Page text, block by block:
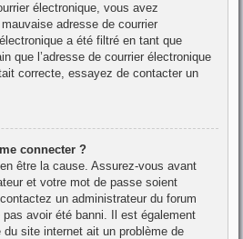
électronique, vous avez
adresse de courrier
a été filtré en tant que
que l’adresse de courrier électronique
correcte, essayez de contacter un
connecter ?
être la cause. Assurez-vous avant
et votre mot de passe soient
un administrateur du forum
avoir été banni. Il est également
site internet ait un problème de